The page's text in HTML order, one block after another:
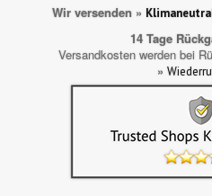
Wir versenden »
14 Tage
Versandkosten werden bei
»